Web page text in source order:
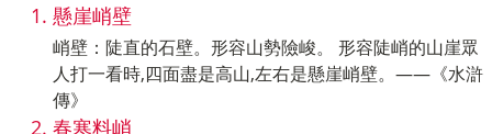
懸崖峭壁
峭壁：陡直的石壁。形容山勢險峻。 形容陡峭的山崖眾
人打一看時,四面盡是高山,左右是懸崖峭壁。——《水滸
傳》
春寒料峭